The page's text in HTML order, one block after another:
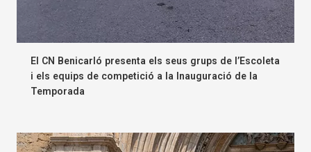
El CN Benicarló presenta els seus grups de l’Escoleta
i els equips de competició a la Inauguració de la
Temporada